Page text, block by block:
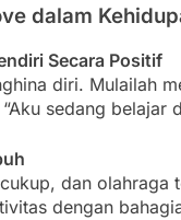
dalam
Secara Positif
diri. Mulailah
sedang belajar
dan
dengan